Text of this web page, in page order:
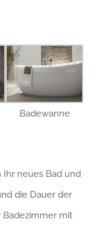
Badewanne
neues Bad und
die Dauer der
Badezimmer mit